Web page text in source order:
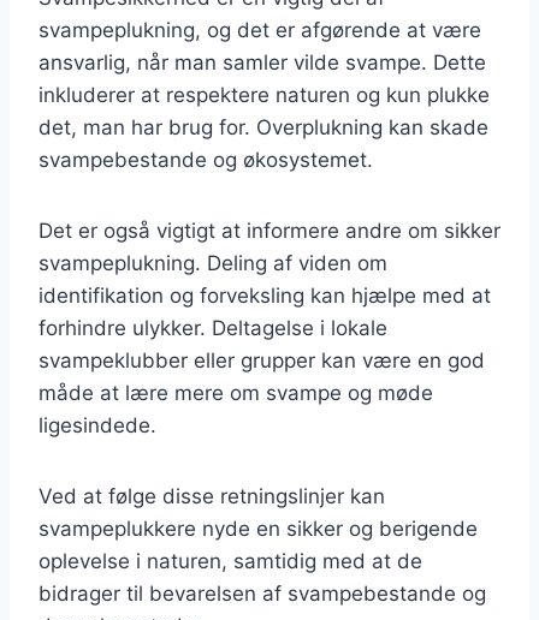
svampeplukning, og det er afgørende at være
ansvarlig, når man samler vilde svampe. Dette
inkluderer at respektere naturen og kun plukke
det, man har brug for. Overplukning kan skade
svampebestande og økosystemet.
Det er også vigtigt at informere andre om sikker
svampeplukning. Deling af viden om
identifikation og forveksling kan hjælpe med at
forhindre ulykker. Deltagelse i lokale
svampeklubber eller grupper kan være en god
måde at lære mere om svampe og møde
ligesindede.
Ved at følge disse retningslinjer kan
svampeplukkere nyde en sikker og berigende
oplevelse i naturen, samtidig med at de
bidrager til bevarelsen af svampebestande og